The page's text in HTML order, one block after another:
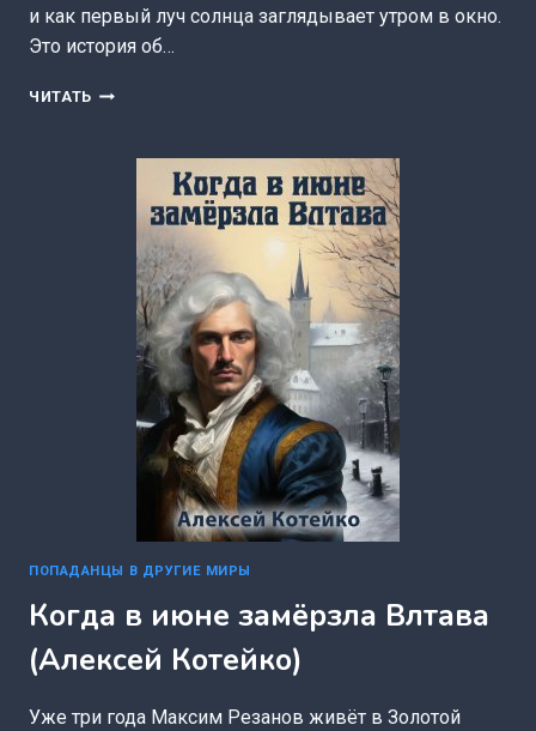
и как первый луч солнца заглядывает утром в окно.
Это история об…
ЧИТАТЬ КОФЕ
(АЛЕКСЕЙ
ПОПАДАНЦЫ В ДРУГИЕ МИРЫ
Когда в июне замёрзла Влтава
(Алексей Котейко)
Уже три года Максим Резанов живёт в Золотой